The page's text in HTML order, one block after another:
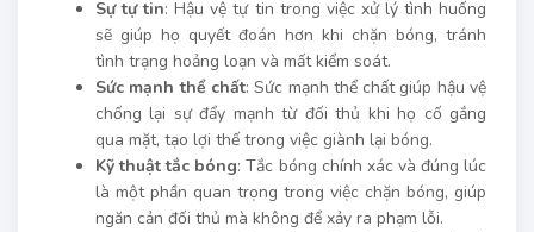
Sự tự tin: Hậu vệ tự tin trong việc xử lý tình huống
sẽ giúp họ quyết đoán hơn khi chặn bóng, tránh
tình trạng hoảng loạn và mất kiểm soát.
Sức mạnh thể chất: Sức mạnh thể chất giúp hậu vệ
chống lại sự đẩy mạnh từ đối thủ khi họ cố gắng
qua mặt, tạo lợi thế trong việc giành lại bóng.
Kỹ thuật tắc bóng: Tắc bóng chính xác và đúng lúc
là một phần quan trọng trong việc chặn bóng, giúp
ngăn cản đối thủ mà không để xảy ra phạm lỗi.